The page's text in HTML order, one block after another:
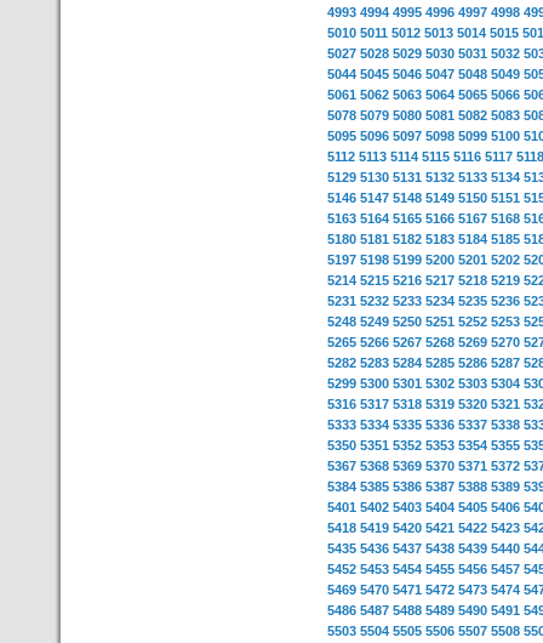
4993 4994 4995 4996 4997 4998
5010 5011 5012 5013 5014 5015
5027 5028 5029 5030 5031 5032
5044 5045 5046 5047 5048 5049
5061 5062 5063 5064 5065 5066
5078 5079 5080 5081 5082 5083
5095 5096 5097 5098 5099 5100
5112 5113 5114 5115 5116 5117 5118
5129 5130 5131 5132 5133 5134
5146 5147 5148 5149 5150 5151
5163 5164 5165 5166 5167 5168
5180 5181 5182 5183 5184 5185
5197 5198 5199 5200 5201 5202
5214 5215 5216 5217 5218 5219
5231 5232 5233 5234 5235 5236
5248 5249 5250 5251 5252 5253
5265 5266 5267 5268 5269 5270
5282 5283 5284 5285 5286 5287
5299 5300 5301 5302 5303 5304
5316 5317 5318 5319 5320 5321
5333 5334 5335 5336 5337 5338
5350 5351 5352 5353 5354 5355
5367 5368 5369 5370 5371 5372
5384 5385 5386 5387 5388 5389
5401 5402 5403 5404 5405 5406
5418 5419 5420 5421 5422 5423
5435 5436 5437 5438 5439 5440
5452 5453 5454 5455 5456 5457
5469 5470 5471 5472 5473 5474
5486 5487 5488 5489 5490 5491
5503 5504 5505 5506 5507 5508